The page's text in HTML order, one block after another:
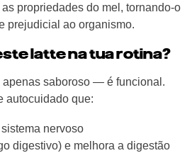
propriedades do mel, tornando-o
prejudicial ao organismo.
latte na tua rotina?
apenas saboroso — é funcional.
autocuidado que:
nervoso
digestivo) e melhora a digestão